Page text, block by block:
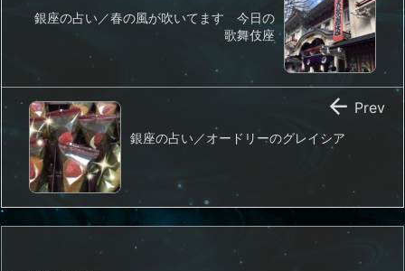
銀座の占い／春の風が吹いてます 今日の
歌舞伎座
銀座の占い／オードリーのグレイシア
 Prev